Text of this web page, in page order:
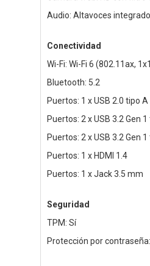
Audio: Altavoces
Conectividad
Wi-Fi: Wi-Fi 6 (802.11ax,
Bluetooth: 5.2
Puertos: 1 x USB 2.0 tipo A
Puertos: 2 x USB 3.2 Gen 1
Puertos: 2 x USB 3.2 Gen
Puertos: 1 x HDMI 1.4
Puertos: 1 x Jack 3.5 mm
Seguridad
TPM: Sí
Protección por